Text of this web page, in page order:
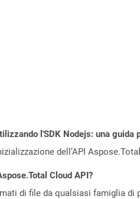
l'SDK Nodejs: una guida
dell’API
Cloud API?
di file da qualsiasi famiglia di